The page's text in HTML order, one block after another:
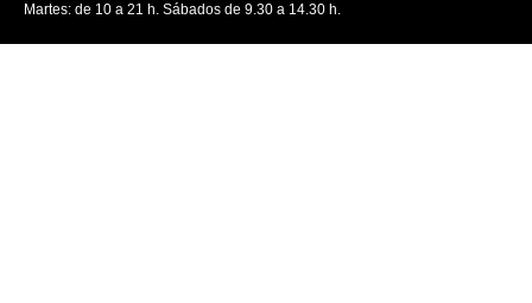
Martes: de 10 a 21 h. Sábados de 9.30 a 14.30 h.